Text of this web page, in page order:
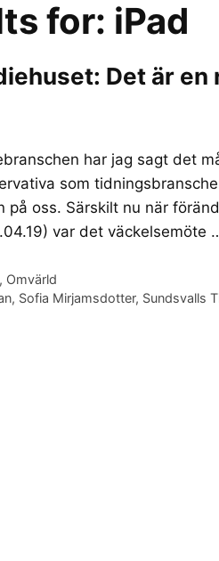
for: iPad
Det är en
har jag sagt det
som
på oss. Särskilt nu när
var det väckelsemöte
, Omvärld
, Sofia Mirjamsdotter, Sundsvalls